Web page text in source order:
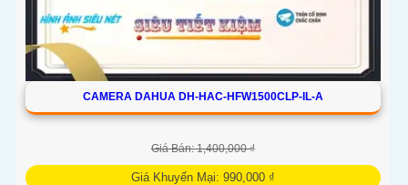
CAMERA DAHUA DH-HAC-HFW1500CLP-IL-A
Giá Bán: 1,400,000 ₫
Giá Khuyến Mại: 990,000 ₫